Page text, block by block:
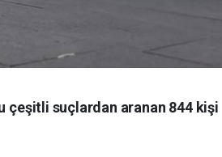
çeşitli suçlardan aranan 844 kişi